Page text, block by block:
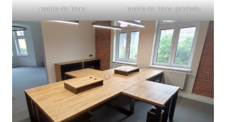
meble do biura meble do biura gabinetu